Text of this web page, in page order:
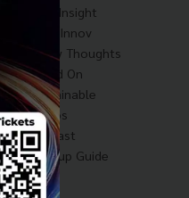
Exec Insight
Corp Innov
Saucy Thoughts
Based On
Sustainable
Videos
Podcast
Startup Guide